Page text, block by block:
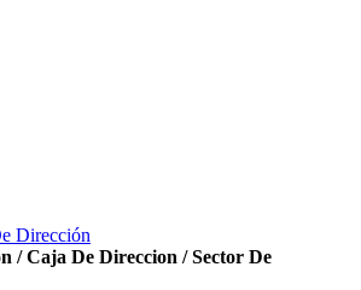
Dirección
/ Caja De Direccion / Sector De